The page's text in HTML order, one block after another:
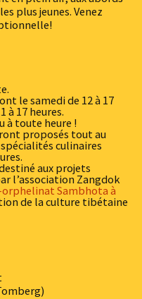
plus jeunes. Venez
le samedi de 12 à 17
à 17 heures.
à toute heure !
proposés tout au
spécialités culinaires
aux projets
l’association Zangdok
Sambhota à
de la culture tibétaine